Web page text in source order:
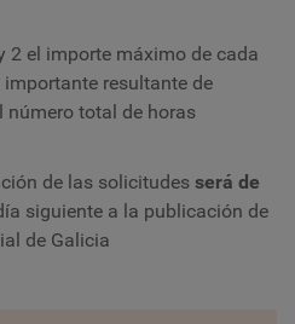
2 el importe máximo de cada
resultante de
número total de horas
de las solicitudes será de
siguiente a la publicación de
de Galicia